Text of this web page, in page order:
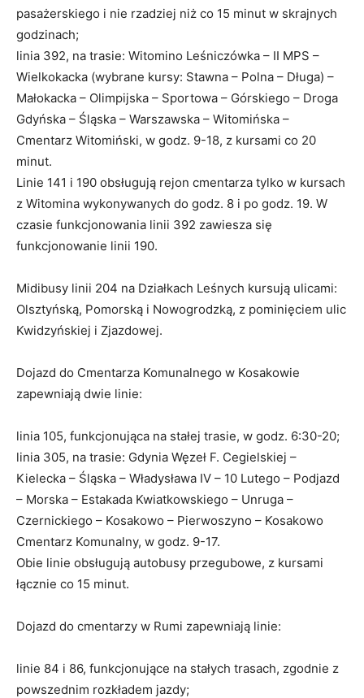
pasażerskiego i nie rzadziej niż co 15 minut w skrajnych
godzinach;
linia 392, na trasie: Witomino Leśniczówka – II MPS –
Wielkokacka (wybrane kursy: Stawna – Polna – Długa) –
Małokacka – Olimpijska – Sportowa – Górskiego – Droga
Gdyńska – Śląska – Warszawska – Witomińska –
Cmentarz Witomiński, w godz. 9-18, z kursami co 20
minut.
Linie 141 i 190 obsługują rejon cmentarza tylko w kursach
z Witomina wykonywanych do godz. 8 i po godz. 19. W
czasie funkcjonowania linii 392 zawiesza się
funkcjonowanie linii 190.
Midibusy linii 204 na Działkach Leśnych kursują ulicami:
Olsztyńską, Pomorską i Nowogrodzką, z pominięciem ulic
Kwidzyńskiej i Zjazdowej.
Dojazd do Cmentarza Komunalnego w Kosakowie
zapewniają dwie linie:
linia 105, funkcjonująca na stałej trasie, w godz. 6:30-20;
linia 305, na trasie: Gdynia Węzeł F. Cegielskiej –
Kielecka – Śląska – Władysława IV – 10 Lutego – Podjazd
– Morska – Estakada Kwiatkowskiego – Unruga –
Czernickiego – Kosakowo – Pierwoszyno – Kosakowo
Cmentarz Komunalny, w godz. 9-17.
Obie linie obsługują autobusy przegubowe, z kursami
łącznie co 15 minut.
Dojazd do cmentarzy w Rumi zapewniają linie:
linie 84 i 86, funkcjonujące na stałych trasach, zgodnie z
powszednim rozkładem jazdy;